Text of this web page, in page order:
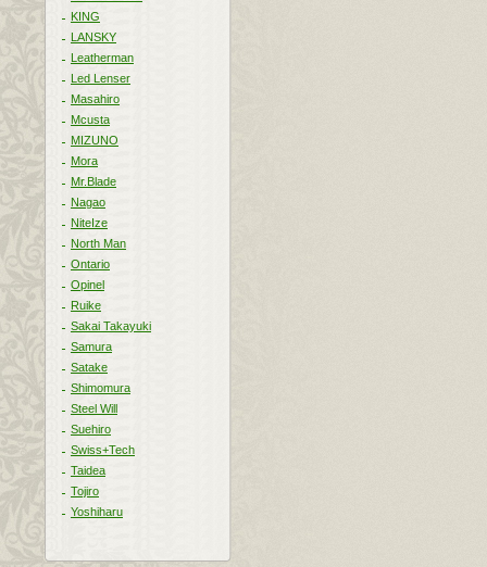
KING
LANSKY
Leatherman
Led Lenser
Masahiro
Mcusta
MIZUNO
Mora
Mr.Blade
Nagao
NiteIze
North Man
Ontario
Opinel
Ruike
Sakai Takayuki
Samura
Satake
Shimomura
Steel Will
Suehiro
Swiss+Tech
Taidea
Tojiro
Yoshiharu